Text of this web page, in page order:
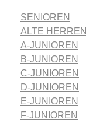
SENIOREN
ALTE HERREN
A-JUNIOREN
B-JUNIOREN
C-JUNIOREN
D-JUNIOREN
E-JUNIOREN
F-JUNIOREN